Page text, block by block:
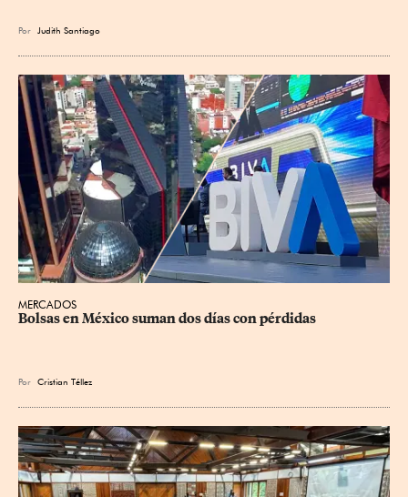
Por Judith Santiago
MERCADOS
Bolsas en México suman dos días con pérdidas
Por Cristian Téllez